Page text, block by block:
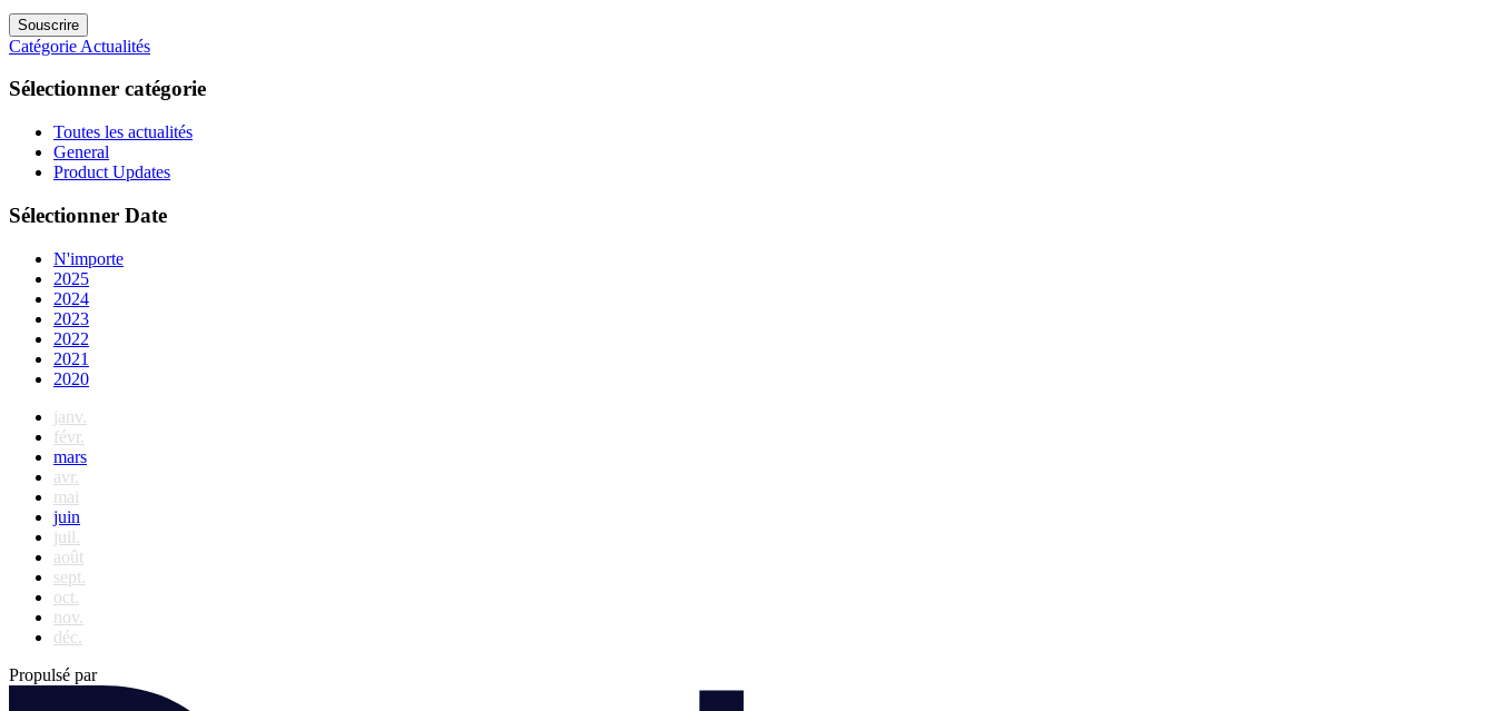
Souscrire
Catégorie Actualités
Sélectionner catégorie
Toutes les actualités
General
Product Updates
Sélectionner Date
N'importe
2025
2024
2023
2022
2021
2020
janv.
févr.
mars
avr.
mai
juin
juil.
août
sept.
oct.
nov.
déc.
Propulsé par